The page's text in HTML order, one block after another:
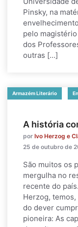
Pinsky, na
pelo
dos
outras […]
Armazém Literário
A história
por Ivo Herzog e
25 de outubro de
São muitos os
mergulha no
recente do
Herzog, temos,
do dever
pioneira: As